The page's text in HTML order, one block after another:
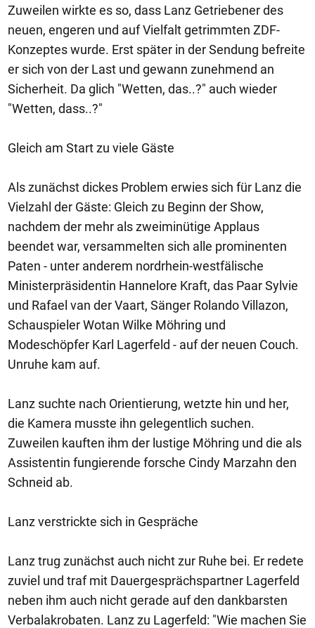
Zuweilen wirkte es so, dass Lanz Getriebener des
neuen, engeren und auf Vielfalt getrimmten ZDF-
Konzeptes wurde. Erst später in der Sendung befreite
er sich von der Last und gewann zunehmend an
Sicherheit. Da glich "Wetten, das..?" auch wieder
"Wetten, dass..?"
Gleich am Start zu viele Gäste
Als zunächst dickes Problem erwies sich für Lanz die
Vielzahl der Gäste: Gleich zu Beginn der Show,
nachdem der mehr als zweiminütige Applaus
beendet war, versammelten sich alle prominenten
Paten - unter anderem nordrhein-westfälische
Ministerpräsidentin Hannelore Kraft, das Paar Sylvie
und Rafael van der Vaart, Sänger Rolando Villazon,
Schauspieler Wotan Wilke Möhring und
Modeschöpfer Karl Lagerfeld - auf der neuen Couch.
Unruhe kam auf.
Lanz suchte nach Orientierung, wetzte hin und her,
die Kamera musste ihn gelegentlich suchen.
Zuweilen kauften ihm der lustige Möhring und die als
Assistentin fungierende forsche Cindy Marzahn den
Schneid ab.
Lanz verstrickte sich in Gespräche
Lanz trug zunächst auch nicht zur Ruhe bei. Er redete
zuviel und traf mit Dauergesprächspartner Lagerfeld
neben ihm auch nicht gerade auf den dankbarsten
Verbalakrobaten. Lanz zu Lagerfeld: "Wie machen Sie